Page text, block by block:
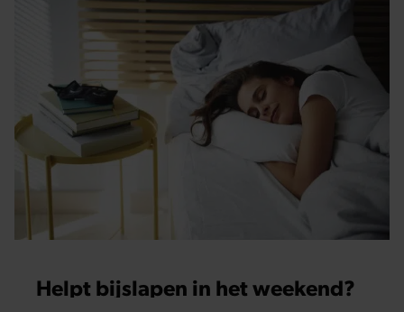
Helpt bijslapen in het weekend?